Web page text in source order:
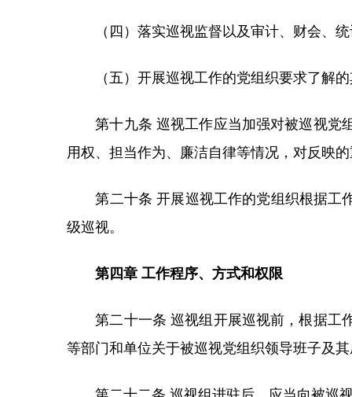
（四）落实巡视监督以及审计、财会、统
（五）开展巡视工作的党组织要求了解的
第十九条 巡视工作应当加强对被巡视党组
用权、担当作为、廉洁自律等情况，对反映
第二十条 开展巡视工作的党组织根据工作
级巡视。
第四章 工作程序、方式和权限
第二十一条 巡视组开展巡视前，根据工作
等部门和单位关于被巡视党组织领导班子及